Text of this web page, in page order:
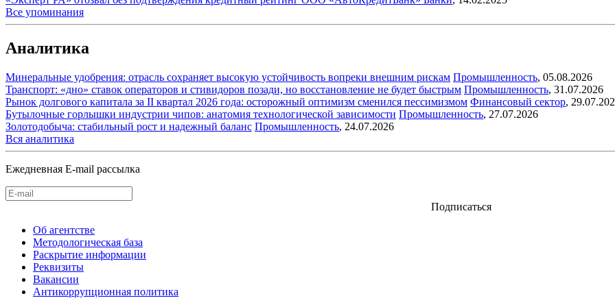
Все упоминания
Аналитика
Минеральные удобрения: отрасль сохраняет высокую устойчивость вопреки внешним рискам Промышленность, 05.08.2026
Транспорт: «дно» ставок операторов и стивидоров позади, но восстановление не будет быстрым Промышленность, 31.07.2026
Рынок долгового капитала за II квартал 2026 года: осторожный оптимизм сменился пессимизмом Финансовый сектор,
Бутылочные горлышки индустрии чипов: анатомия технологической зависимости Промышленность, 27.07.2026
Золотодобыча: стабильный рост и надежный баланс Промышленность, 24.07.2026
Вся аналитика
Ежедневная E-mail рассылка
Подписаться
Об агентстве
Методологическая база
Раскрытие информации
Реквизиты
Вакансии
Антикоррупционная политика